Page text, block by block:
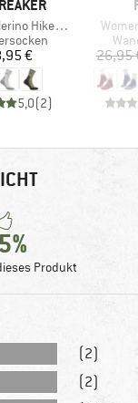
Light Crew
Preis
€
5,0(2)
Artikel
26,95
Produkt
(2)
(2)